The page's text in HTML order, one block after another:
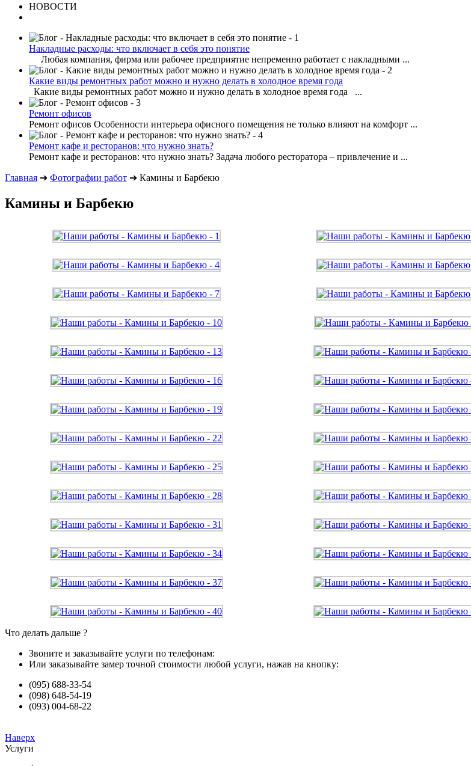
НОВОСТИ
Накладные расходы: что включает в себя это понятие
Любая компания, фирма или рабочее предприятие непременно работает с накладными ...
Какие виды ремонтных работ можно и нужно делать в холодное время года
Какие виды ремонтных работ можно и нужно делать в холодное время года ...
Ремонт офисов
Ремонт офисов Особенности интерьера офисного помещения не только влияют на комфорт ...
Ремонт кафе и ресторанов: что нужно знать?
Ремонт кафе и ресторанов: что нужно знать? Задача любого ресторатора – привлечение и ...
Главная ➔ Фотографии работ ➔ Камины и Барбекю
Камины и Барбекю
Что делать дальше ?
Звоните и заказывайте услуги по телефонам:
Или заказывайте замер точной стоимости любой услуги, нажав на кнопку:
(095) 688-33-54
(098) 648-54-19
(093) 004-68-22
Наверх
Услуги